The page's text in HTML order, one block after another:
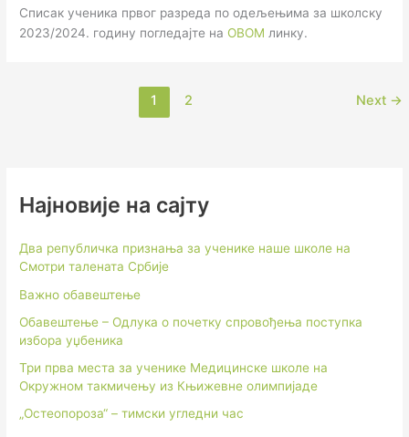
Списак ученика првог разреда по одељењима за школску
2023/2024. годину погледајте на ОВОМ линку.
1 2 Next →
Најновије на сајту
Два републичка признања за ученике наше школе на
Смотри талената Србије
Важно обавештење
Обавештење – Одлука о почетку спровођења поступка
избора уџбеника
Три прва места за ученике Медицинске школе на
Окружном такмичењу из Књижевне олимпијаде
„Остеопороза“ – тимски угледни час